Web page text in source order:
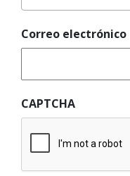
Correo electrónico
CAPTCHA